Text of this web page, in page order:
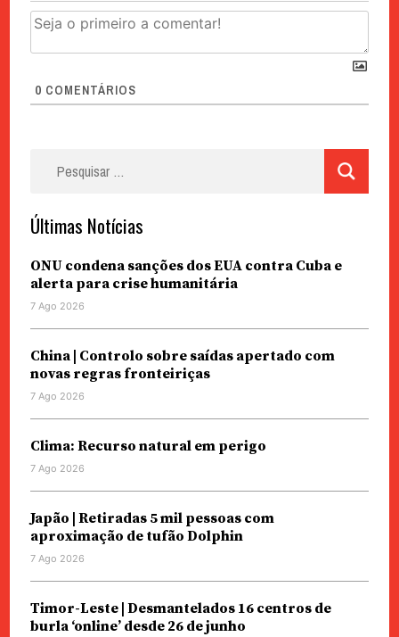
0 COMENTÁRIOS
Últimas Notícias
ONU condena sanções dos EUA contra Cuba e
alerta para crise humanitária
7 Ago 2026
China | Controlo sobre saídas apertado com
novas regras fronteiriças
7 Ago 2026
Clima: Recurso natural em perigo
7 Ago 2026
Japão | Retiradas 5 mil pessoas com
aproximação de tufão Dolphin
7 Ago 2026
Timor-Leste | Desmantelados 16 centros de
burla ‘online’ desde 26 de junho